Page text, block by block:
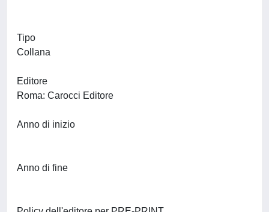
Tipo
Collana
Editore
Anno di inizio
Anno di fine